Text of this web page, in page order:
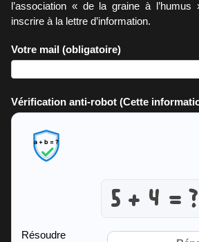
l’association « de la graine à
inscrire à la lettre d’information.
Votre mail (obligatoire)
Vérification anti-robot (Cette
Résoudre